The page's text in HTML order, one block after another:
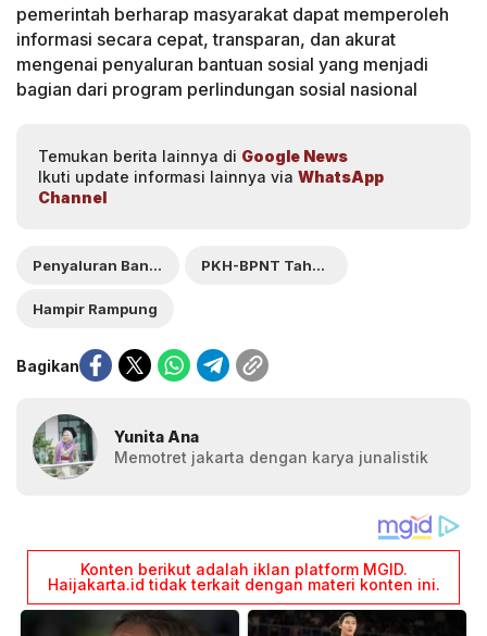
pemerintah berharap masyarakat dapat memperoleh
informasi secara cepat, transparan, dan akurat
mengenai penyaluran bantuan sosial yang menjadi
bagian dari program perlindungan sosial nasional
Temukan berita lainnya di Google News
Ikuti update informasi lainnya via WhatsApp
Channel
Penyaluran Bansos PKH-BPNT Tahap 1
Hampir Rampung
Bagikan
Yunita Ana
Memotret jakarta dengan karya junalistik